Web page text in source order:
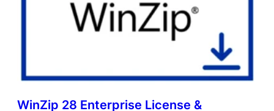
WinZip 28 Enterprise License &